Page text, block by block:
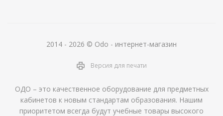
2014 - 2026 © Odo - интернет-магазин
Версия для печати
ОДО – это качественное оборудование для предметных
кабинетов к новым стандартам образования. Нашим
приоритетом всегда будут учебные товары высокого